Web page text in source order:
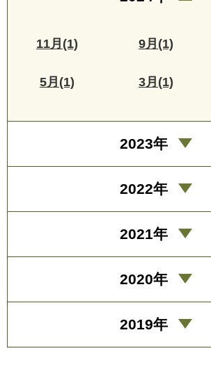
11月(1) 9月(1)
5月(1) 3月(1)
2023年
2022年
2021年
2020年
2019年